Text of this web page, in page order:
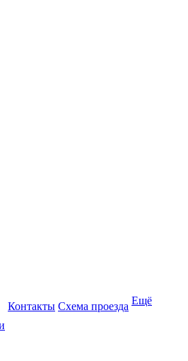
Контакты Схема проезда Ещё